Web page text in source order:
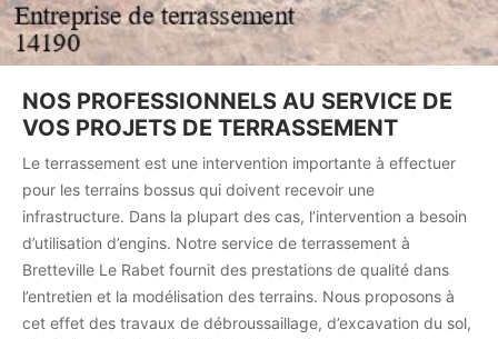
NOS PROFESSIONNELS AU SERVICE DE
VOS PROJETS DE TERRASSEMENT
Le terrassement est une intervention importante à effectuer
pour les terrains bossus qui doivent recevoir une
infrastructure. Dans la plupart des cas, l’intervention a besoin
d’utilisation d’engins. Notre service de terrassement à
Bretteville Le Rabet fournit des prestations de qualité dans
l’entretien et la modélisation des terrains. Nous proposons à
cet effet des travaux de débroussaillage, d’excavation du sol,